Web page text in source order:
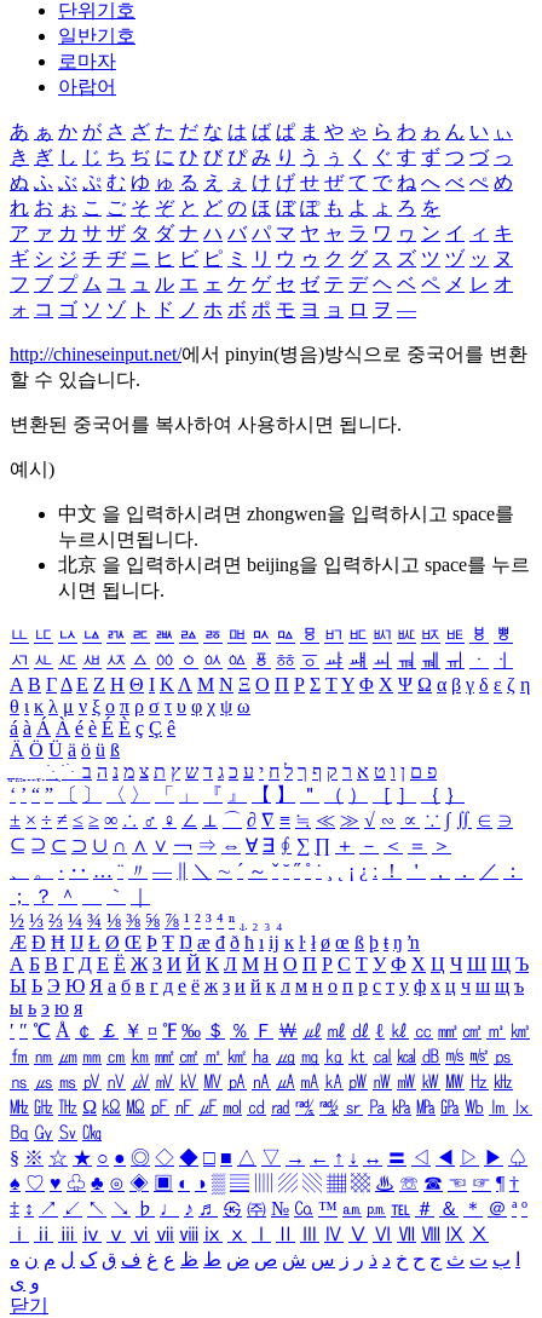
단위기호
일반기호
로마자
아랍어
あ ぁ か が さ ざ た だ な は ば ぱ ま や ゃ ら わ ゎ ん い ぃ
き ぎ し じ ち ぢ に ひ び ぴ み り う ぅ く ぐ す ず つ づ っ
ぬ ふ ぶ ぷ む ゆ ゅ る え ぇ け げ せ ぜ て で ね へ べ ぺ め
れ お ぉ こ ご そ ぞ と ど の ほ ぼ ぽ も よ ょ ろ を
ア ァ カ サ ザ タ ダ ナ ハ バ パ マ ヤ ャ ラ ワ ヮ ン イ ィ キ
ギ シ ジ チ ヂ ニ ヒ ビ ピ ミ リ ウ ゥ ク グ ス ズ ツ ヅ ッ ヌ
フ ブ プ ム ユ ュ ル エ ェ ケ ゲ セ ゼ テ デ ヘ ベ ペ メ レ オ
ォ コ ゴ ソ ゾ ト ド ノ ホ ボ ポ モ ヨ ョ ロ ヲ ―
http://chineseinput.net/에서 pinyin(병음)방식으로 중국어를 변환
할 수 있습니다.
변환된 중국어를 복사하여 사용하시면 됩니다.
예시)
中文 을 입력하시려면 zhongwen을 입력하시고 space를
누르시면됩니다.
北京 을 입력하시려면 beijing을 입력하시고 space를 누르
시면 됩니다.
ㅥ ㅦ ㅧ ㅨ ㅩ ㅪ ㅫ ㅬ ㅭ ㅮ ㅯ ㅰ ㅱ ㅲ ㅳ ㅴ ㅵ ㅶ ㅷ ㅸ
ㅹ
ㅺ ㅻ ㅼ ㅽ ㅾ ㅿ ㆀ ㆁ ㆂ ㆃ ㆄ ㆅ ㆆ ㆇ ㆈ ㆉ ㆊ ㆋ ㆌ ㆍ
ㆎ
Α Β ΓΔ Ε Ζ Η Θ Ι ΚΛ Μ Ν Ξ Ο Π Ρ Σ ΤΥ Φ Χ Ψ Ω α β γ δ ε ζ η
θ ι κ λ μ ν ξ ο π ρ σ τ υ φ χ ψ ω
á à Á À é è É È ç Ç ê
Ä Ö Ü ä ö ü ß
ִֶֹ ֻּ ׁׂ פ ם ן ו ט א ר ק ף ך ל ח י ע כ ג ד ש ץ ת צ מ נ ה ב
‘ ’ “ ” 〔 〕 〈 〉 「 」 『 』 【 】 ＂ （ ） ［ ］ ｛ ｝
± × ÷ ≠ ≤ ≥ ∞ ∴ ♂ ♀ ∠ ⊥ ⌒ ∂ ∇ ≡ ≒ ≪ ≫ √ ∽ ∝ ∵ ∫ ∬ ∈ ∋
⊆ ⊇ ⊂ ⊃ ∪ ∩ ∧ ∨ ￢ ⇒ ⇔ ∀ ∃ ∮ ∑ ∏ ＋ － ＜ ＝
＞
、
。 · ‥ … ¨ 〃 ― ＼ ∼ ´ ～ ˇ ˘ ˝ ˚ ˙ ¸ ¡ ¿ ː ！ ＇ ， ． ／
：
；
？ ＾ ｀
½ ⅓ ⅔ ¼ ¾ ⅛ ⅜ ⅝ ⅞ ¹ ² ³ ⁴ ⁿ ₁ ₂ ₃ ₄
Æ Ð Ħ Ĳ Ł Ø Œ Þ Ŧ Ŋ æ đ ð ħ ı ĳ ĸ ŀ ł ø œ ß þ ŧ ŋ ŉ
А Б В Г Д Е Ё Ж З И Й К Л М Н О П Р С Т У Ф Х Ц Ч Ш Щ Ъ
Ы Ь Э Ю Я а б в г д е ё ж з и й к л м н о п р с т у ф х ц ч ш щ ъ
ы ь э ю я
′ ″ ℃ Å ￠ ￡ ￥ ¤ ℉ ‰ ＄ ％ Ｆ ￦ ㎕ ㎖ ㎗ ℓ ㎘ ㏄ ㎣ ㎤ ㎥ ㎦
㎙ ㎚ ㎛ ㎜ ㎝ ㎞ ㎟ ㎠ ㎡ ㎢ ㏊ ㎍ ㎎ ㎏ ㏏ ㎈ ㎉ ㏈ ㎧ ㎨ ㎰
㎱ ㎲ ㎳ ㎴ ㎵ ㎶ ㎷ ㎸ ㎹ ㎀ ㎁ ㎂ ㎃ ㎄ ㎺ ㎻ ㎽ ㎾ ㎿ ㎐ ㎑
㎒ ㎓ ㎔ Ω ㏀ ㏁ ㎊ ㎋ ㎌ ㏖ ㏅ ㎭ ㎮ ㎯ ㏛ ㎩ ㎪ ㎫ ㎬ ㏝ ㏐
㏓
㏃ ㏉ ㏜ ㏆
§ ※ ☆ ★ ○ ● ◎ ◇ ◆ □ ■ △ ▽ → ← ↑ ↓ ↔ 〓 ◁ ◀ ▷ ▶ ♤
♠ ♡ ♥ ♧ ♣ ⊙ ◈ ▣ ◐ ◑ ▒ ▤ ▨ ▧ ▦ ▩ ♨ ☏ ☎ ☜ ☞ ¶ †
‡ ↕ ↗ ↙ ↖ ↘ ♭ ♩ ♪ ♬ ㉿ ㈜ № ㏇ ™ ㏂ ㏘ ℡ ＃ ＆ ＊ ＠ ª º
ⅰ
ⅱ ⅲ ⅳ ⅴ ⅵ ⅶ ⅷ ⅸ ⅹ Ⅳ Ⅴ Ⅵ Ⅶ Ⅷ Ⅸ Ⅹ
ب ت ث ج ح خ د ذ ر ز س ش ص ض ط ظ ع غ ف ق ک ل م ن ه
و ی
닫기